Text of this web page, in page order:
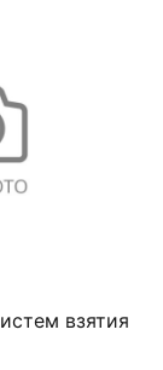
взятия